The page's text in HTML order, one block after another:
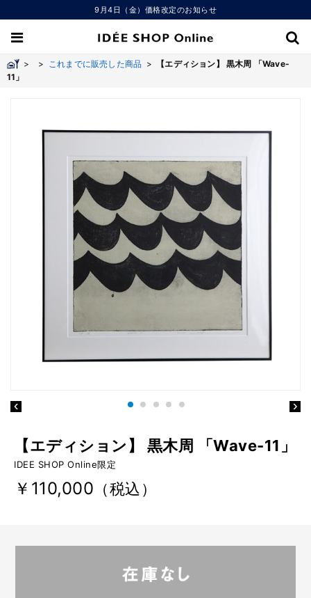
9月4日（金）価格改定のお知らせ
> > これまでに販売した商品 >
【エディション】 黒木周 「Wave-
11」
【エディション】 黒木周 「Wave-11」
IDEE SHOP Online限定
￥110,000 （税込）